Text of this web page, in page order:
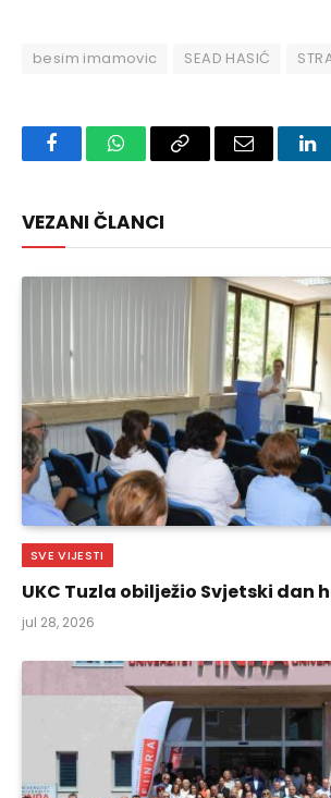
besim imamovic SEAD HASIĆ
FacebookWhatsAppCopy
Email
VEZANI ČLANCI
SVE VIJESTI
UKC Tuzla obilježio Svjetski dan
jul 28, 2026